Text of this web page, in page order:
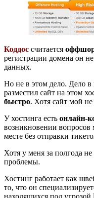
Коддос считается
регистрации домена он
данных.
Но не в этом дело. Дело в
разместил сайт на этом
быстро. Хотя сайт мой
У хостинга есть онлайн-
возникновении
месте без отправки
Хотя у меня за полгода
проблемы.
Хостинг работает как
то, что он